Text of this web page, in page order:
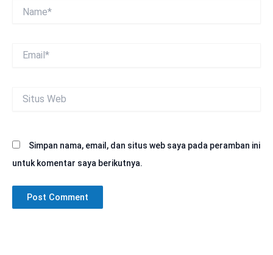
Web
Simpan nama, email, dan situs web saya pada peramban ini
untuk komentar saya berikutnya.